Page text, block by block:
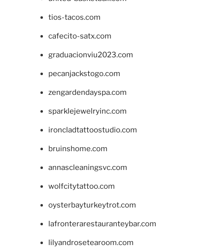
tios-tacos.com
cafecito-satx.com
graduacionviu2023.com
pecanjackstogo.com
zengardendayspa.com
sparklejewelryinc.com
ironcladtattoostudio.com
bruinshome.com
annascleaningsvc.com
wolfcitytattoo.com
oysterbayturkeytrot.com
lafronterarestauranteybar.com
lilyandrosetearoom.com